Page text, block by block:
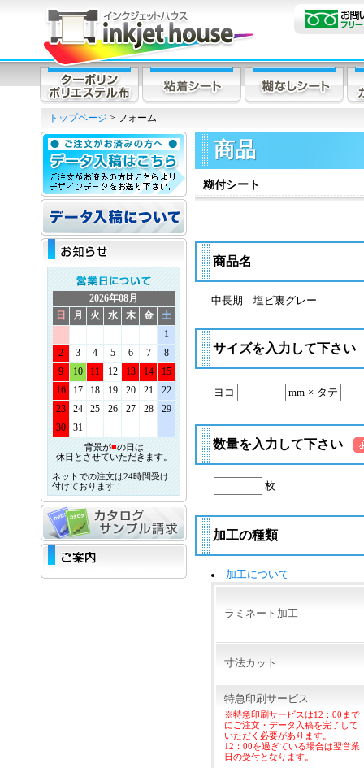
トップページ > フォーム
2026年08月
日
月 火 水 木 金
土
1
2
3 4 5 6 7
8
9
10 11 12 13 14
15
16
17 18 19 20 21
22
23
24 25 26 27 28
29
30
31
背景が■の日は
休日とさせていただきます。
ネットでの注文は24時間受け
付けております！
商品
糊付シート
商品名
中長期 塩ビ裏グレー
サイズを入力して下さい
ヨコ mm × タテ
数量を入力して下さい
枚
加工の種類
加工について
ラミネート加工
寸法カット
特急印刷サービス
※特急印刷サービスは12：00まで
にご注文・データ入稿を完了して
いただく必要があります。
12：00を過ぎている場合は翌営業
日の受付となります。